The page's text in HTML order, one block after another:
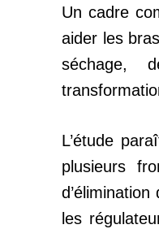
Un cadre
aider les
séchage,
L’étude
plusieurs
les